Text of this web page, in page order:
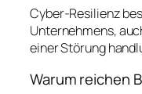
Cyber-Resilienz
Unternehmens,
einer Störung
Warum reichen